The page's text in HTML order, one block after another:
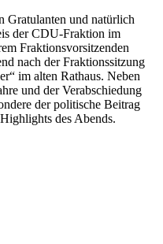
Gratulanten und natürlich
der CDU-Fraktion im
Fraktionsvorsitzenden
nach der Fraktionssitzung
im alten Rathaus. Neben
und der Verabschiedung
der politische Beitrag
des Abends.